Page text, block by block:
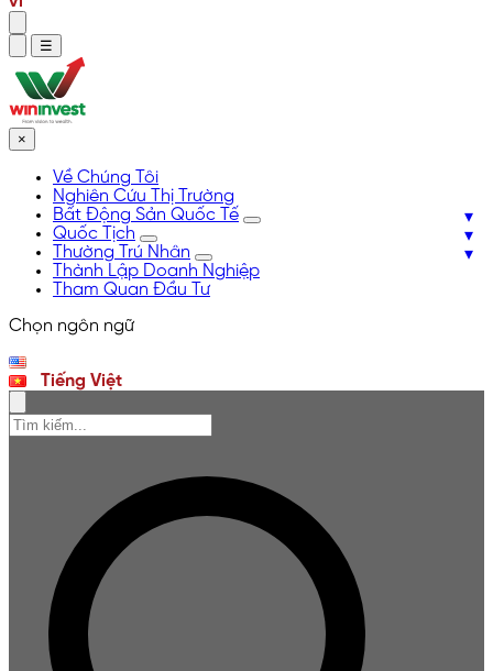
☰
×
Về Chúng Tôi
Nghiên Cứu Thị Trường
Bất Động Sản Quốc Tế
Quốc Tịch
Thường Trú Nhân
Thành Lập Doanh Nghiệp
Tham Quan Đầu Tư
Chọn ngôn ngữ
Tiếng Việt